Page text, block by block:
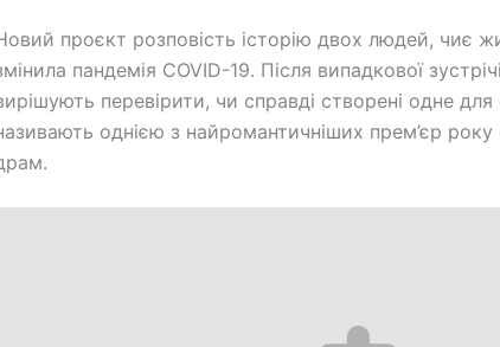
проєкт розповість історію двох людей, чиє
пандемія COVID-19. Після випадкової
перевірити, чи справді створені одне
однією з найромантичніших прем’єр року